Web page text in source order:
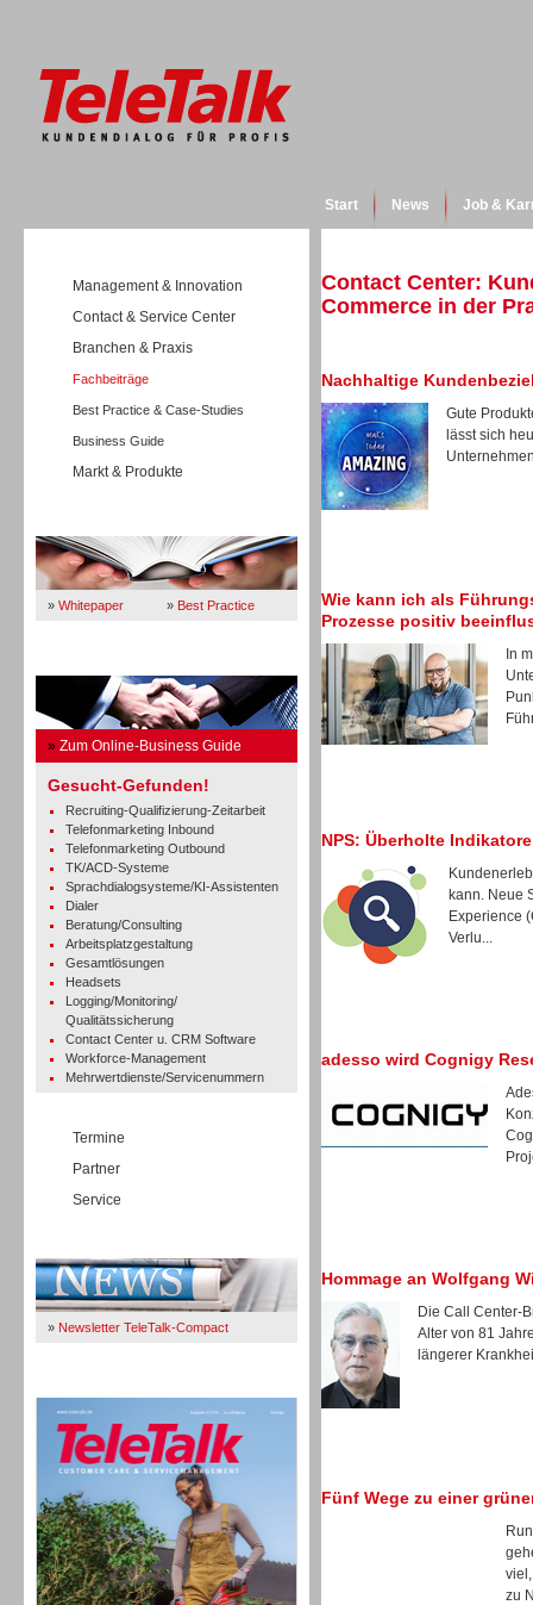
Start News Job &
Management & Innovation
Contact & Service Center
Branchen & Praxis
Fachbeiträge
Best Practice & Case-Studies
Business Guide
Markt & Produkte
» Whitepaper » Best Practice
» Zum Online-Business Guide
Gesucht-Gefunden!
Recruiting-Qualifizierung-Zeitarbeit
Telefonmarketing Inbound
Telefonmarketing Outbound
TK/ACD-Systeme
Sprachdialogsysteme/KI-Assistenten
Dialer
Beratung/Consulting
Arbeitsplatzgestaltung
Gesamtlösungen
Headsets
Logging/Monitoring/
Qualitätssicherung
Contact Center u. CRM Software
Workforce-Management
Mehrwertdienste/Servicenummern
Termine
Partner
Service
» Newsletter TeleTalk-Compact
Contact Center:
Commerce in der
Nachhaltige
Gute
lässt sich
Wie kann ich als
Prozesse positiv
In
NPS: Überholte
kann. Neue
Experience
Verlu...
adesso wird Cognigy
Hommage an Wolfgang
Die Call Center-
Alter von 81
längerer
Fünf Wege zu einer
zu